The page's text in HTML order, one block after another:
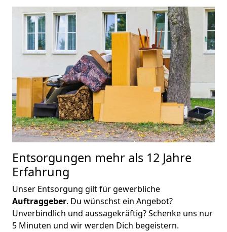
Entsorgungen mehr als 12 Jahre
Erfahrung
Unser Entsorgung gilt für gewerbliche
Auftraggeber. Du wünschst ein Angebot?
Unverbindlich und aussagekräftig? Schenke uns nur
5 Minuten und wir werden Dich begeistern.